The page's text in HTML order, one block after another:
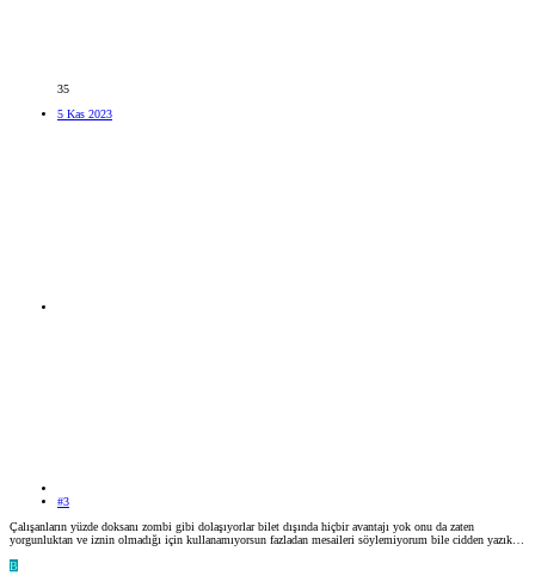
35
5 Kas 2023
#3
Çalışanların yüzde doksanı zombi gibi dolaşıyorlar bilet dışında hiçbir avantajı yok onu da zaten
yorgunluktan ve iznin olmadığı için kullanamıyorsun fazladan mesaileri söylemiyorum bile cidden yazık…
B